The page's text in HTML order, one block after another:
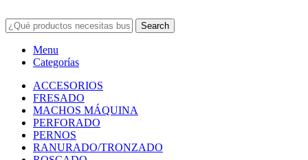
Search
Menu
Categorías
ACCESORIOS
FRESADO
MACHOS MÁQUINA
PERFORADO
PERNOS
RANURADO/TRONZADO